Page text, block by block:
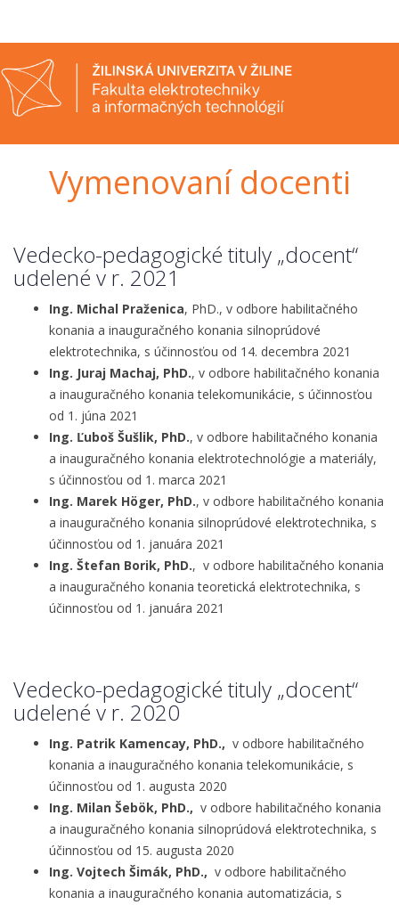
Vymenovaní docenti
Vedecko-pedagogické tituly „docent“
udelené v r. 2021
Ing. Michal Praženica, PhD., v odbore habilitačného
konania a inauguračného konania silnoprúdové
elektrotechnika, s účinnosťou od 14. decembra 2021
Ing. Juraj Machaj, PhD., v odbore habilitačného konania
a inauguračného konania telekomunikácie, s účinnosťou
od 1. júna 2021
Ing. Ľuboš Šušlik, PhD., v odbore habilitačného konania
a inauguračného konania elektrotechnológie a materiály,
s účinnosťou od 1. marca 2021
Ing. Marek Höger, PhD., v odbore habilitačného konania
a inauguračného konania silnoprúdové elektrotechnika, s
účinnosťou od 1. januára 2021
Ing. Štefan Borik, PhD., v odbore habilitačného konania
a inauguračného konania teoretická elektrotechnika, s
účinnosťou od 1. januára 2021
Vedecko-pedagogické tituly „docent“
udelené v r. 2020
Ing. Patrik Kamencay, PhD., v odbore habilitačného
konania a inauguračného konania telekomunikácie, s
účinnosťou od 1. augusta 2020
Ing. Milan Šebök, PhD., v odbore habilitačného konania
a inauguračného konania silnoprúdová elektrotechnika, s
účinnosťou od 15. augusta 2020
Ing. Vojtech Šimák, PhD., v odbore habilitačného
konania a inauguračného konania automatizácia, s